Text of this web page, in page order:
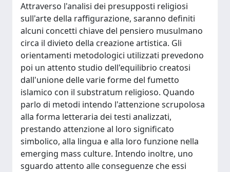
Attraverso l'analisi dei presupposti religiosi
sull'arte della raffigurazione, saranno definiti
alcuni concetti chiave del pensiero musulmano
circa il divieto della creazione artistica. Gli
orientamenti metodologici utilizzati prevedono
poi un attento studio dell'equilibrio creatosi
dall'unione delle varie forme del fumetto
islamico con il substratum religioso. Quando
parlo di metodi intendo l'attenzione scrupolosa
alla forma letteraria dei testi analizzati,
prestando attenzione al loro significato
simbolico, alla lingua e alla loro funzione nella
emerging mass culture. Intendo inoltre, uno
sguardo attento alle conseguenze che essi